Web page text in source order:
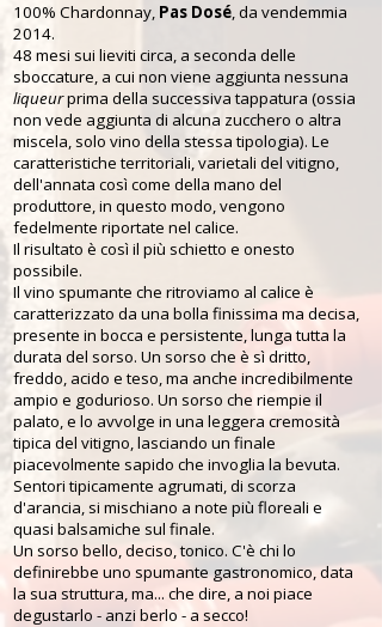
100% Chardonnay, Pas Dosé, da vendemmia
2014.
48 mesi sui lieviti circa, a seconda delle
sboccature, a cui non viene aggiunta nessuna
liqueurprima della successiva tappatura (ossia
non vede aggiunta di alcuna zucchero o altra
miscela, solo vino della stessa tipologia). Le
caratteristiche territoriali, varietali del vitigno,
dell'annata così come della mano del
produttore, in questo modo, vengono
fedelmente riportate nel calice.
Il risultato è così il più schietto e onesto
possibile.
Il vino spumante che ritroviamo al calice è
caratterizzato da una bolla finissima ma decisa,
presente in bocca e persistente, lunga tutta la
durata del sorso. Un sorso che è sì dritto,
freddo, acido e teso, ma anche incredibilmente
ampio e godurioso. Un sorso che riempie il
palato, e lo avvolge in una leggera cremosità
tipica del vitigno, lasciando un finale
piacevolmente sapido che invoglia la bevuta.
Sentori tipicamente agrumati, di scorza
d'arancia, si mischiano a note più floreali e
quasi balsamiche sul finale.
Un sorso bello, deciso, tonico. C'è chi lo
definirebbe uno spumante gastronomico, data
la sua struttura, ma... che dire, a noi piace
degustarlo - anzi berlo - a secco!